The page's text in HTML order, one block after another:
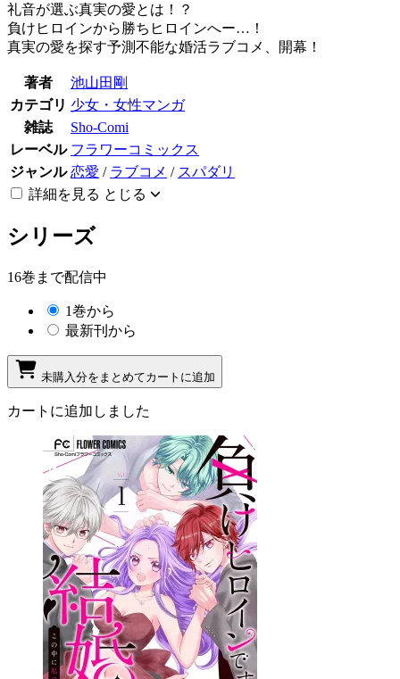
礼音が選ぶ真実の愛とは！？
負けヒロインから勝ちヒロインへー…！
真実の愛を探す予測不能な婚活ラブコメ、開幕！
著者
池山田剛
カテゴリ 少女・女性マンガ
雑誌
Sho-Comi
レーベル フラワーコミックス
ジャンル 恋愛 / ラブコメ / スパダリ
詳細を見る とじる
シリーズ
16巻まで配信中
1巻から
最新刊から
未購入分をまとめてカートに追加
カートに追加しました